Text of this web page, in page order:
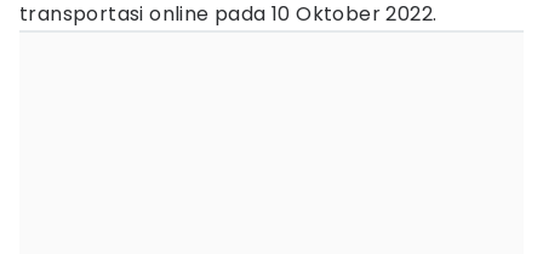
transportasi online pada 10 Oktober 2022.